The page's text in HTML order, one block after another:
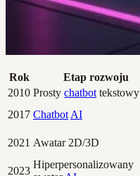
Rok Etap rozwoju
2010 Prosty chatbot tekstowy
2017 Chatbot AI
2021 Awatar 2D/3D
2023
Hiperpersonalizowany